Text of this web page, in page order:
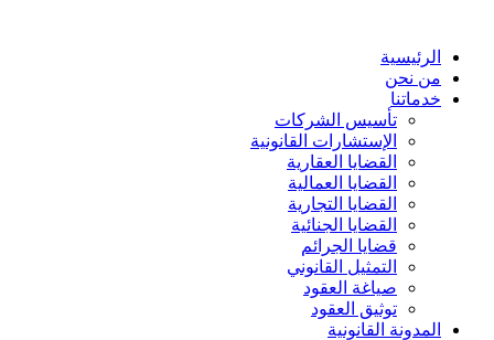
content الرئيسية
من نحن
خدماتنا
تأسيس الشركات
الإستشارات القانونية
القضايا العقارية
القضايا العمالية
القضايا التجارية
القضايا الجنائية
قضايا الجرائم
التمثيل القانوني
صياغة العقود
توثيق العقود
المدونة القانونية